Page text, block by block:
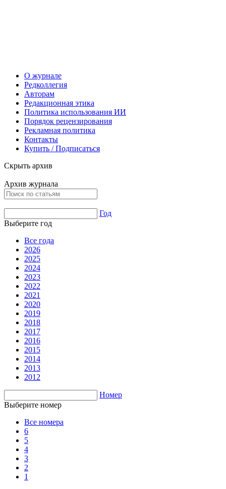
О журнале
Редколлегия
Авторам
Редакционная этика
Политика использования ИИ
Порядок рецензирования
Рекламная политика
Контакты
Купить / Подписаться
Скрыть архив
Архив журнала
Год
Выберите год
Все года
2026
2025
2024
2023
2022
2021
2020
2019
2018
2017
2016
2015
2014
2013
2012
Номер
Выберите номер
Все номера
6
5
4
3
2
1